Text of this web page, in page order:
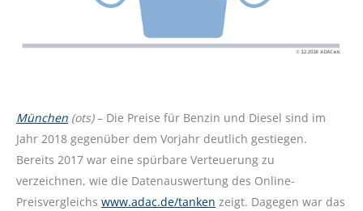
München (ots)– Die Preise für Benzin und Diesel sind im
Jahr 2018 gegenüber dem Vorjahr deutlich gestiegen.
Bereits 2017 war eine spürbare Verteuerung zu
verzeichnen, wie die Datenauswertung des Online-
Preisvergleichs www.adac.de/tanken zeigt. Dagegen war das